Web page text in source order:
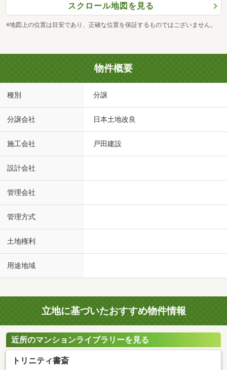
スクロール地図を見る
※地図上の位置は目安であり、正確な位置を保証するものではございません。
物件概要
種別 分譲
分譲会社 日本土地改良
施工会社 戸田建設
設計会社
管理会社
管理方式
土地権利
用途地域
立地に基づいたおすすめ物件情報
近所のマンションライブラリーを見る
トリニティ書斎